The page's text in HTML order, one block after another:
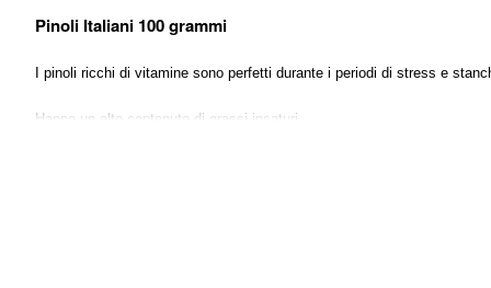
Pinoli Italiani 100 grammi
I pinoli ricchi di vitamine sono perfetti durante i periodi di stress e
Hanno un alto contenuto di grassi insaturi.